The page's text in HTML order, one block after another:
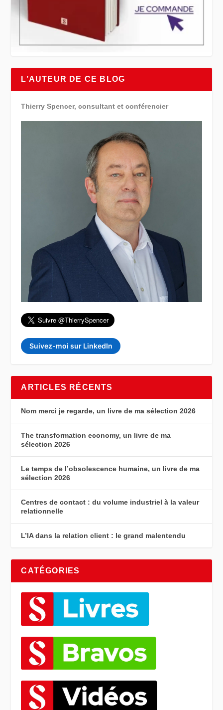
L’AUTEUR DE CE BLOG
Thierry Spencer, consultant et conférencier
Suivez-moi sur LinkedIn
ARTICLES RÉCENTS
Nom merci je regarde, un livre de ma sélection 2026
The transformation economy, un livre de ma
sélection 2026
Le temps de l’obsolescence humaine, un livre de ma
sélection 2026
Centres de contact : du volume industriel à la valeur
relationnelle
L’IA dans la relation client : le grand malentendu
CATÉGORIES